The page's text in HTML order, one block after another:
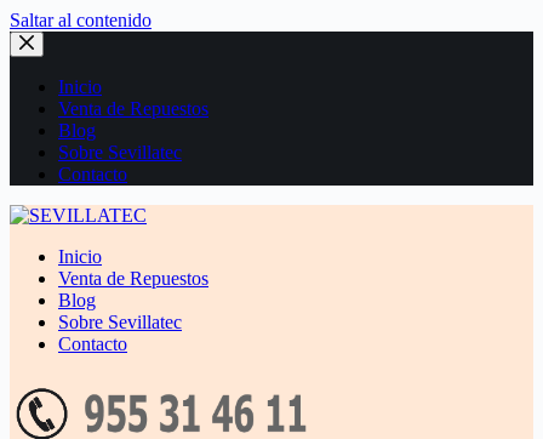
Saltar al contenido
Inicio
Venta de Repuestos
Blog
Sobre Sevillatec
Contacto
Inicio
Venta de Repuestos
Blog
Sobre Sevillatec
Contacto